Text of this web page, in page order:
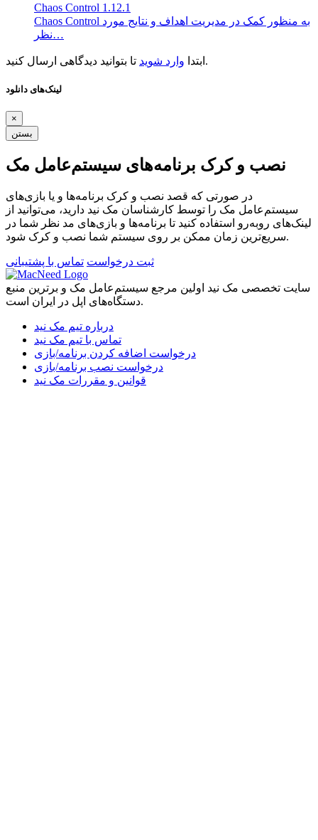
Chaos Control 1.12.1
Chaos Control به منظور کمک در مدیریت اهداف و نتایج مورد
نظر…
ابتدا وارد شوید تا بتوانید دیدگاهی ارسال کنید.
لینک‌های دانلود
×
بستن
نصب و کرک برنامه‌های سیستم‌عامل مک
در صورتی که قصد نصب و کرک برنامه‌ها و یا بازی‌های
سیستم‌عامل مک را توسط کارشناسان مک نید دارید، می‌توانید از
لینک‌های رو‌به‌رو استفاده کنید تا برنامه‌ها و بازی‌های مد نظر شما در
سریع‌ترین زمان ممکن بر روی سیستم شما نصب و کرک شود.
ثبت درخواست تماس با پشتیبانی
سایت تخصصی مک نید اولین مرجع سیستم‌عامل مک و برترین منبع
دستگاه‌های اپل در ایران است.
درباره تیم مک نید
تماس با تیم مک نید
درخواست اضافه کردن برنامه/بازی
درخواست نصب برنامه/بازی
قوانین و مقررات مک نید